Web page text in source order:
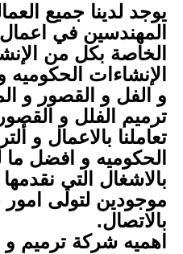
يوجد لدينا جميع
المهندسين في اعمال
الخاصة بكل من
الإنشاءات
و الفل و القصور و
ترميم الفلل و
تعاملنا بالاعمال و
الحكوميه و افضل ما
بالاشغال التي
موجودين لتولى امور
بالاتصال.
اهميه شركة ترميم